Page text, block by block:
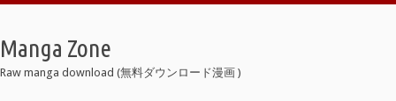
Manga Zone
Raw manga download (無料ダウンロード漫画 )